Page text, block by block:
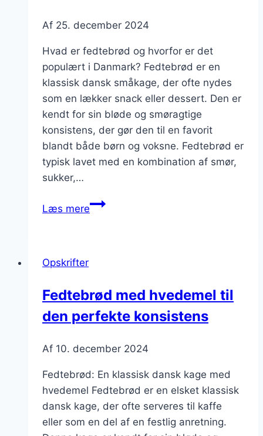
Af 25. december 2024
Hvad er fedtebrød og hvorfor er det
populært i Danmark? Fedtebrød er en
klassisk dansk småkage, der ofte nydes
som en lækker snack eller dessert. Den er
kendt for sin bløde og smøragtige
konsistens, der gør den til en favorit
blandt både børn og voksne. Fedtebrød er
typisk lavet med en kombination af smør,
sukker,…
Læs mereFedtebrød
Opskrifter
Fedtebrød med hvedemel til
den perfekte konsistens
Af 10. december 2024
Fedtebrød: En klassisk dansk kage med
hvedemel Fedtebrød er en elsket klassisk
dansk kage, der ofte serveres til kaffe
eller som en del af en festlig anretning.